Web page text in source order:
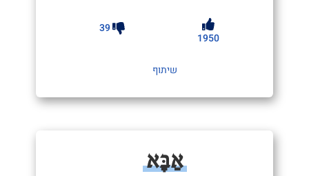
1950
39
שיתוף
אַבָּא